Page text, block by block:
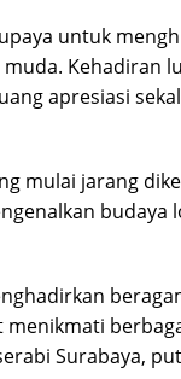
untuk
Kehadiran
apresiasi
mulai jarang
budaya
Surabaya,